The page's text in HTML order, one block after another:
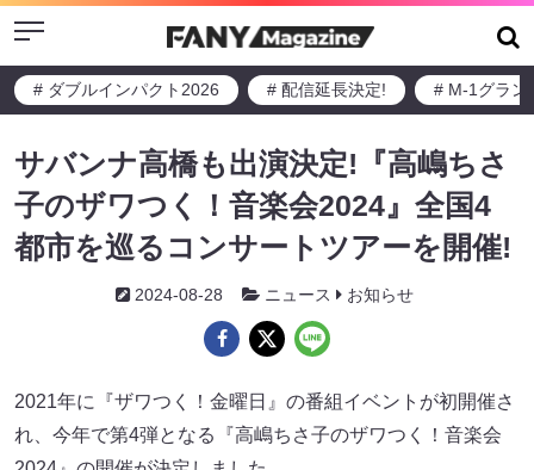
Menu
# ダブルインパクト2026 # 配信延長決定! # M-1グラン
サバンナ高橋も出演決定!『高嶋ちさ
子のザワつく！音楽会2024』全国4
都市を巡るコンサートツアーを開催!
2024-08-28 ニュース お知らせ
2021年に『ザワつく！金曜日』の番組イベントが初開催さ
れ、今年で第4弾となる『高嶋ちさ子のザワつく！音楽会